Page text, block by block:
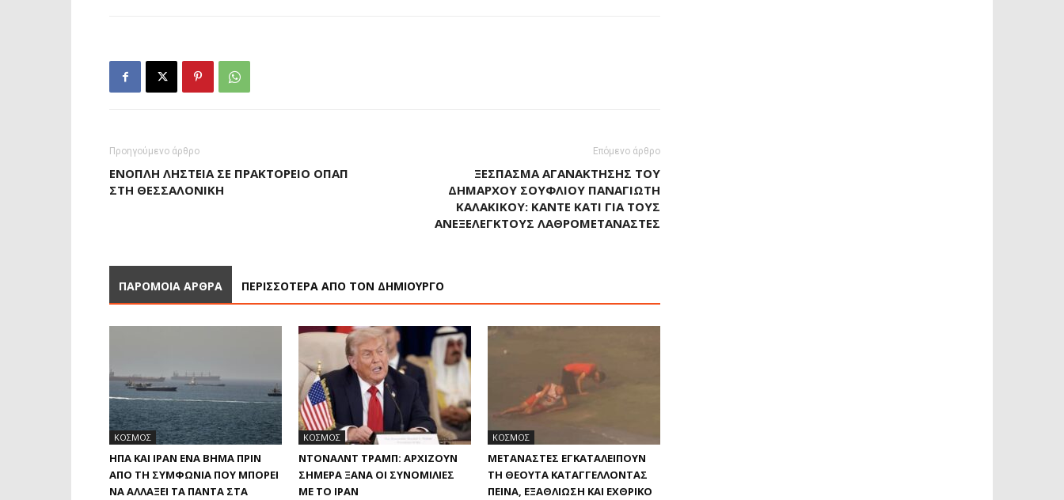
Προηγούμενο άρθρο
ΈΝΟΠΛΗ ΛΗΣΤΕΊΑ ΣΕ ΠΡΑΚΤΟΡΕΊΟ ΟΠΑΠ
ΣΤΗ ΘΕΣΣΑΛΟΝΊΚΗ
Επόμενο άρθρο
ΞΈΣΠΑΣΜΑ ΑΓΑΝΆΚΤΗΣΗΣ ΤΟΥ
ΔΗΜΆΡΧΟΥ ΣΟΥΦΛΊΟΥ ΠΑΝΑΓΙΏΤΗ
ΚΑΛΑΚΊΚΟΥ: ΚΆΝΤΕ ΚΆΤΙ ΓΙΑ ΤΟΥΣ
ΑΝΕΞΈΛΕΓΚΤΟΥΣ ΛΑΘΡΟΜΕΤΑΝΆΣΤΕΣ
ΠΑΡΟΜΟΙΑ ΑΡΘΡΑ ΠΕΡΙΣΣΟΤΕΡΑ ΑΠΟ ΤΟΝ ΔΗΜΙΟΥΡΓΟ
ΚΟΣΜΟΣ
ΗΠΑ ΚΑΙ ΙΡΆΝ ΈΝΑ ΒΉΜΑ ΠΡΙΝ
ΑΠΌ ΤΗ ΣΥΜΦΩΝΊΑ ΠΟΥ ΜΠΟΡΕΊ
ΝΑ ΑΛΛΆΞΕΙ ΤΑ ΠΆΝΤΑ ΣΤΑ
ΚΟΣΜΟΣ
ΝΤΌΝΑΛΝΤ ΤΡΑΜΠ: ΑΡΧΊΖΟΥΝ
ΣΉΜΕΡΑ ΞΑΝΆ ΟΙ ΣΥΝΟΜΙΛΊΕΣ
ΜΕ ΤΟ ΙΡΆΝ
ΚΟΣΜΟΣ
ΜΕΤΑΝΆΣΤΕΣ ΕΓΚΑΤΑΛΕΊΠΟΥΝ
ΤΗ ΘΈΟΥΤΑ ΚΑΤΑΓΓΈΛΛΟΝΤΑΣ
ΠΕΊΝΑ, ΕΞΑΘΛΊΩΣΗ ΚΑΙ ΕΧΘΡΙΚΌ